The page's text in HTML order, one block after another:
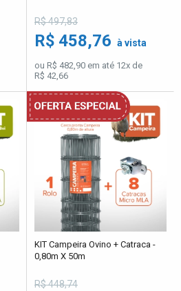
R$ 497,83
R$ 458,76 à vista
ou R$ 482,90 em até 12x de
R$ 42,66
KIT Campeira Ovino + Catraca -
0,80m X 50m
R$ 448,74